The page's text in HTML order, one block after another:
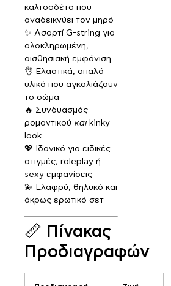
καλτσοδέτα που
αναδεικνύει τον μηρό
✨ Ασορτί G-string για
ολοκληρωμένη,
αισθησιακή εμφάνιση
👌 Ελαστικά, απαλά
υλικά που αγκαλιάζουν
το σώμα
🔥 Συνδυασμός
ρομαντικού και kinky
look
💖 Ιδανικό για ειδικές
στιγμές, roleplay ή
sexy εμφανίσεις
💫 Ελαφρύ, θηλυκό και
άκρως ερωτικό σετ
📏 Πίνακας
Προδιαγραφών